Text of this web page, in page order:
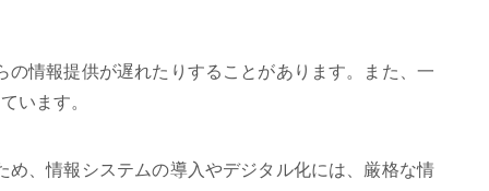
情報提供が遅れたりすることがあります。また、一
います。
、情報システムの導入やデジタル化には、厳格な情